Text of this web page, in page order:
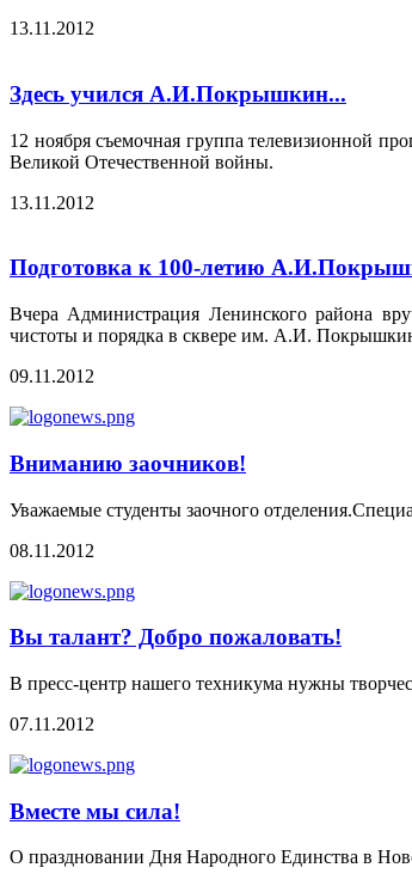
13.11.2012
Здесь учился А.И.Покрышкин...
12 ноября съемочная группа телевизионной
Великой Отечественной войны.
13.11.2012
Подготовка к 100-летию
Вчера Администрация Ленинского района
чистоты и порядка в сквере им. А.И.
09.11.2012
Вниманию заочников!
Уважаемые студенты заочного
08.11.2012
Вы талант? Добро пожаловать!
В пресс-центр нашего техникума нужны
07.11.2012
Вместе мы сила!
О праздновании Дня Народного Единства в